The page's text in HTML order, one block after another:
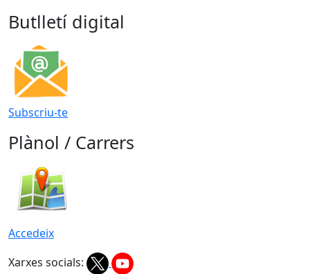
Butlletí digital
Subscriu-te
Plànol / Carrers
Accedeix
Xarxes socials: